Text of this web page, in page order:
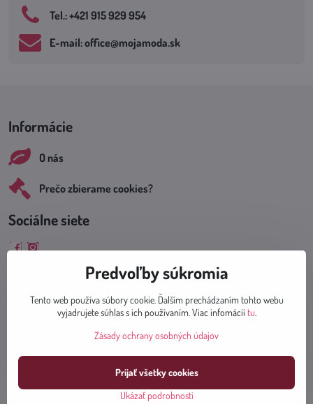
Tel​.: +421 915 929 954
E-mail: office​@mojamoda​.sk
Informácie
O nás
Prečo zbierame cookies?
Sociálne siete
FacebookInstagram
Dodanie tovaru
Doprava a platba
Obchodné podmienky
Predvoľby súkromia
Tento web používa súbory cookie. Ďalším prechádzaním tohto webu
vyjadrujete súhlas s ich používaním. Viac infomáciítu.
Zásady ochrany osobných údajov
Ukázať podrobnosti
Prijať všetky cookies